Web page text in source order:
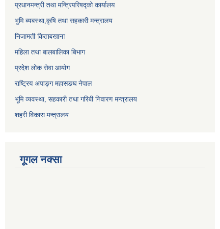
प्रधानमन्त्री तथा मन्त्रिपरिषद्को कार्यालय
भुमि ब्यबस्था,कृषि तथा सहकारी मन्त्रालय
निजामती किताबखाना
महिला तथा बालबालिका बिभाग
प्रदेश लोक सेवा आयोग
राष्ट्रिय अपाङ्ग महासङघ नेपाल
भूमि व्यवस्था, सहकारी तथा गरिबी निवारण मन्त्रालय
शहरी विकास मन्त्रालय
गूगल नक्सा